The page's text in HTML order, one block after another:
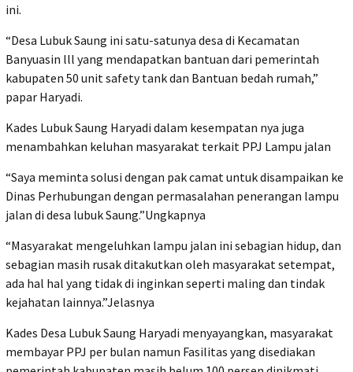
ini.
“Desa Lubuk Saung ini satu-satunya desa di Kecamatan
Banyuasin lll yang mendapatkan bantuan dari pemerintah
kabupaten 50 unit safety tank dan Bantuan bedah rumah,”
papar Haryadi.
Kades Lubuk Saung Haryadi dalam kesempatan nya juga
menambahkan keluhan masyarakat terkait PPJ Lampu jalan
“Saya meminta solusi dengan pak camat untuk disampaikan ke
Dinas Perhubungan dengan permasalahan penerangan lampu
jalan di desa lubuk Saung.”Ungkapnya
“Masyarakat mengeluhkan lampu jalan ini sebagian hidup, dan
sebagian masih rusak ditakutkan oleh masyarakat setempat,
ada hal hal yang tidak di inginkan seperti maling dan tindak
kejahatan lainnya.”Jelasnya
Kades Desa Lubuk Saung Haryadi menyayangkan, masyarakat
membayar PPJ per bulan namun Fasilitas yang disediakan